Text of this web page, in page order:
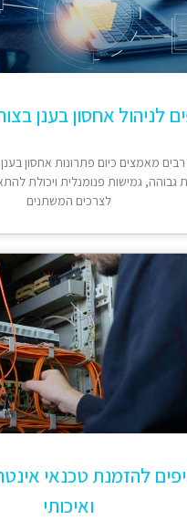
לניהול אחסון בענן
מאמצים כיום פתרונות אחסון
גבוהה, גמישות פנומנלית ויכולת
לצרכים המשתנים
להזמנת טכנאי
ואיכותי